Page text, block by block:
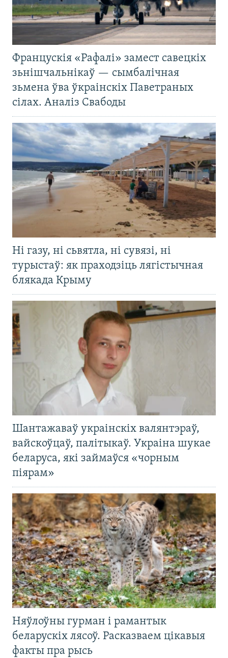
Францускія «Рафалі» замест савецкіх
зьнішчальнікаў — сымбалічная
зьмена ўва ўкраінскіх Паветраных
сілах. Аналіз Свабоды
Ні газу, ні сьвятла, ні сувязі, ні
турыстаў: як праходзіць лягістычная
блякада Крыму
Шантажаваў украінскіх валянтэраў,
вайскоўцаў, палітыкаў. Украіна шукае
беларуса, які займаўся «чорным
піярам»
Няўлоўны гурман і рамантык
беларускіх лясоў. Расказваем цікавыя
факты пра рысь